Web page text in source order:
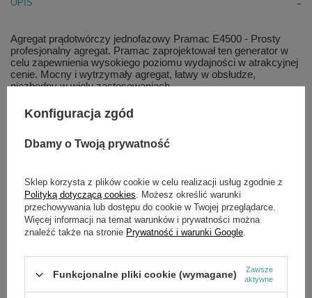
OPIS
Agregat prądotwórczy jednofazowy Pramac E4500 - Prosty
profesjonalny agregat. Pramac zaprojektował ten generator w
celu zapewnienia wysokiego poziomu wydajności w atrakcyjnej
cenie. Mocny i wytrzymały agregat, łatwy w obsłudze,
niezbędny w wielu zastosowaniach.
Zalety:
Solidna rama rurowa
Dane techniczne:
Długość X Szerokość X Wysokość: 760 X 540 X 560 mm
Producent Silnika: Yanmar
Pojemność Zbiornika Paliwa: 3,5 L
Częstotliwość: 50 Hz
Napięcie: 230 V
Klasa Izolacji: H
Ciężar: 54 Kg
Konfiguracja zgód
Dbamy o Twoją prywatność
Sklep korzysta z plików cookie w celu realizacji usług zgodnie z
Polityką dotyczącą cookies . Możesz określić warunki
przechowywania lub dostępu do cookie w Twojej przeglądarce.
Więcej informacji na temat warunków i prywatności można
znaleźć także na stronie Prywatność i warunki Google
Funkcjonalne pliki cookie (wymagane)
Zawsze
aktywne